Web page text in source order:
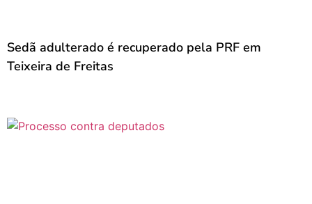
Sedã adulterado é recuperado pela PRF em
Teixeira de Freitas